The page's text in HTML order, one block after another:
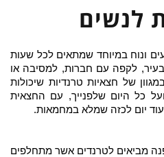
לנשים
ונוח במיוחד שמתאים לכל שעות
בעיר, לקפה עם חברות, למסיבה או
של חצאיות טרנדיות שיכולות
כל היום שלפנייך, עם החצאית
יום לכזה שמלא במחמאות.
מביאים לטרנדים אשר מתחלפים